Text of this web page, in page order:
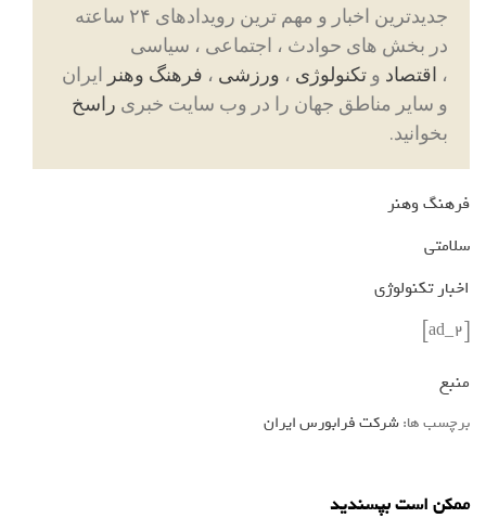
جدیدترین اخبار و مهم ترین رویدادهای ۲۴ ساعته
در بخش های حوادث ، اجتماعی ، سیاسی
، اقتصاد و تکنولوژی ، ورزشی ، فرهنگ وهنر ایران
و سایر مناطق جهان را در وب سایت خبری راسخ
بخوانید.
فرهنگ وهنر
سلامتی
اخبار تکنولوژی
[ad_2]
منبع
برچسب ها:شرکت فرابورس ایران
ممکن است بپسندید